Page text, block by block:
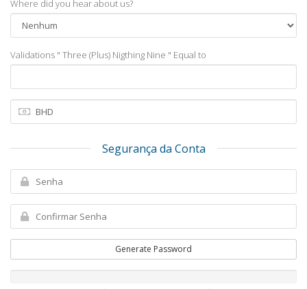
Where did you hear about us?
Validations " Three (Plus) Nigthing Nine " Equal to
Segurança da Conta
Generate Password